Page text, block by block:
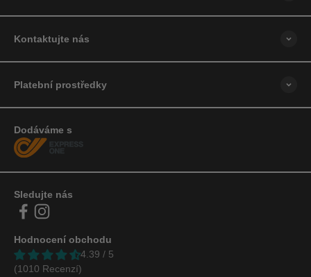
Kontaktujte nás
Sledujte nás
Hodnocení obchodu
4.39 / 5
(1010 Recenzí)
Dodáváme s
Platební prostředky